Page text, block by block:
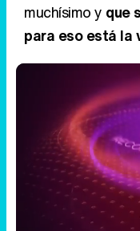
muchísimo y que
para eso está la